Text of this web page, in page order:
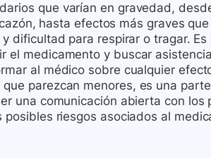
que varían en gravedad,
hasta efectos más graves
dificultad para respirar o tragar. Es
el medicamento y buscar
al médico sobre cualquier
parezcan menores, es una
una comunicación abierta con los
riesgos asociados al